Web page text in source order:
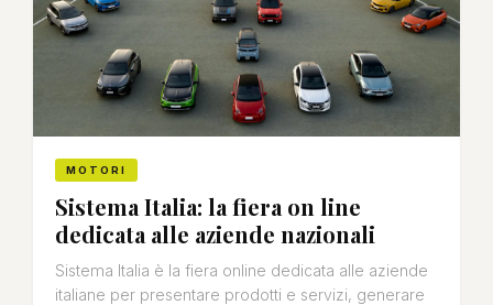
MOTORI
Sistema Italia: la fiera on line
dedicata alle aziende nazionali
Sistema Italia è la fiera online dedicata alle aziende
italiane per presentare prodotti e servizi, generare